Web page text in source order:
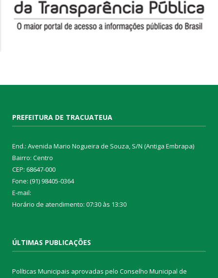
PREFEITURA DE TRACUATEUA
End.: Avenida Mario Nogueira de Souza, S/N (Antiga Embrapa)
Bairro: Centro
CEP: 68647-000
Fone: (91) 98405-0364
E-mail:
Horário de atendimento: 07:30 às 13:30
ÚLTIMAS PUBLICAÇÕES
Políticas Municipais aprovadas pelo Conselho Municipal de